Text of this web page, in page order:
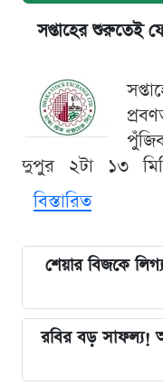
সপ্তাহের শুরুতেই
দুপুর ২টা ১৩
বিস্তারিত
শেয়ার বিজকে
রবির বড় সাফল্য!